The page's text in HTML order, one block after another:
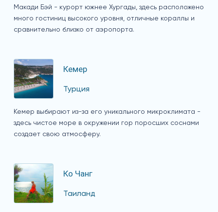
Макади Бэй - курорт южнее Хургады, здесь расположено
много гостиниц высокого уровня, отличные кораллы и
сравнительно близко от аэропорта.
Кемер
Турция
Кемер выбирают из-за его уникального микроклимата -
здесь чистое море в окружении гор поросших соснами
создает свою атмосферу.
Ко Чанг
Таиланд